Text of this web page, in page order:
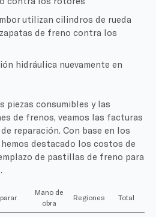
utilizan cilindros de rueda
de freno contra los
hidráulica nuevamente en
piezas consumibles y las
de frenos, veamos las facturas
reparación. Con base en los
destacado los costos de
de pastillas de freno para
Mano de
obra
Regiones Total